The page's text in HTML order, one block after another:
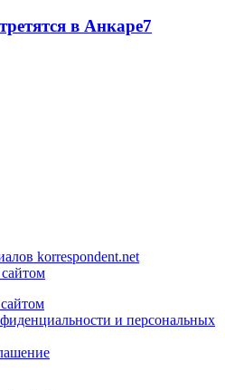
в Анкаре7
korrespondent.net
и персональных